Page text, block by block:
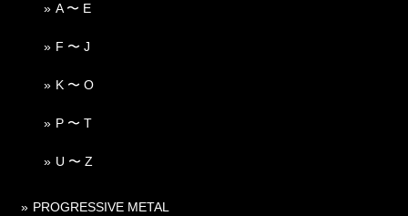
A 〜 E
F 〜 J
K 〜 O
P 〜 T
U 〜 Z
PROGRESSIVE METAL